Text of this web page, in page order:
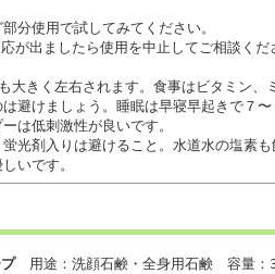
分使用で試してみてください。
が出ましたら使用を中止してご相談くだ
大きく左右されます。食事はビタミン、
避けましょう。睡眠は早寝早起きで７
は低刺激性が良いです。
光剤入りは避けること。水道水の塩素
いです。
用途：洗顔石鹸・全身用石鹸 容量：